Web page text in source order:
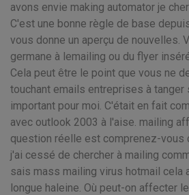
avons envie making automator je
C'est une bonne règle de base
vous donne un aperçu de nouvelles.
germane à lemailing ou du flyer
Cela peut être le point que vous ne
touchant emails entreprises à tanger
important pour moi. C'était en fait
avec outlook 2003 à l'aise. mailing
question réelle est comprenez-vous
j'ai cessé de chercher à mailing
sais mass mailing virus hotmail cela
longue haleine. Où peut-on affecter